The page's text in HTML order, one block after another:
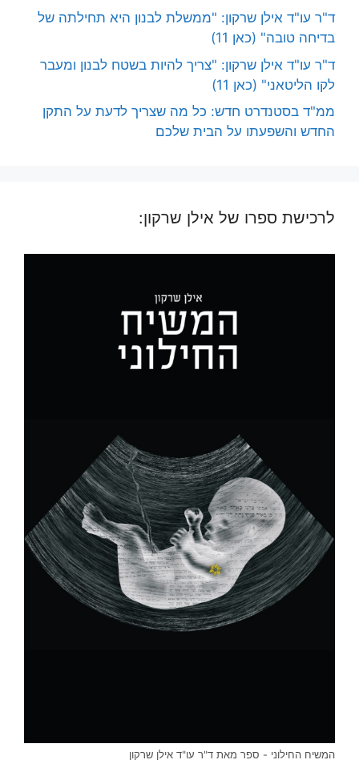
ד"ר עו"ד אילן שרקון: "ממשלת לבנון היא תחילתה של
בדיחה טובה" (כאן 11)
ד"ר עו"ד אילן שרקון: "צריך להיות בשטח לבנון ומעבר
לקו הליטאני" (כאן 11)
ממ"ד בסטנדרט חדש: כל מה שצריך לדעת על התקן
החדש והשפעתו על הבית שלכם
לרכישת ספרו של אילן שרקון:
המשיח החילוני - ספר מאת ד"ר עו"ד אילן שרקון